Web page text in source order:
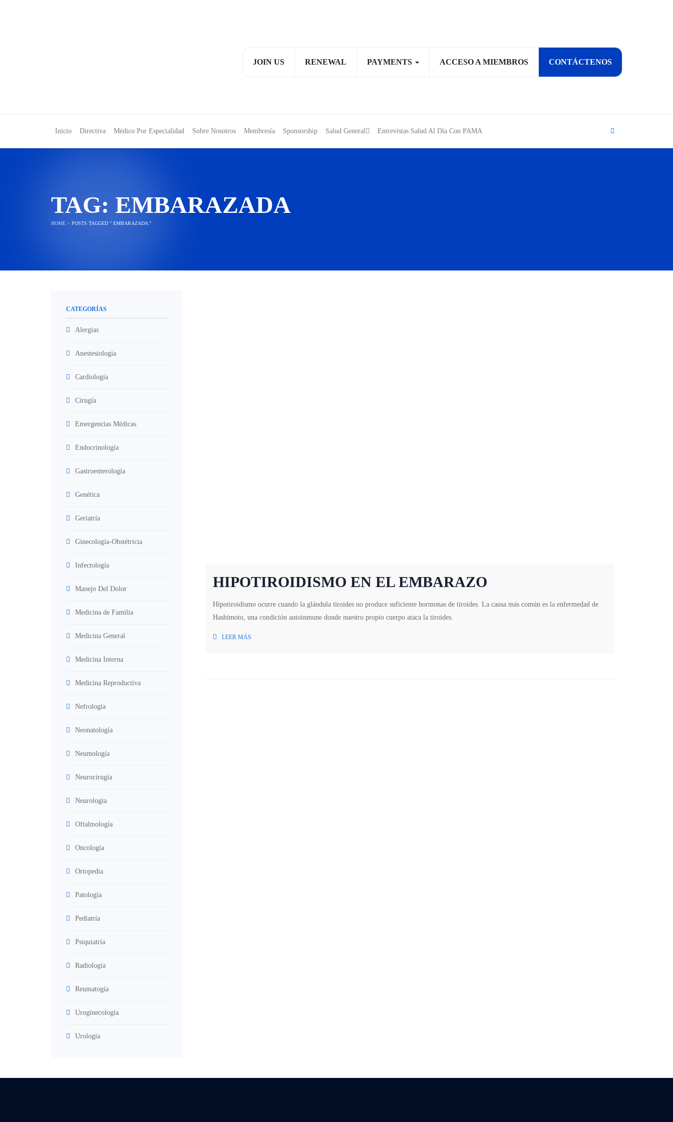
JOIN US RENEWAL PAYMENTS ACCESO A MIEMBROS CONTÁCTENOS
Inicio Directiva Médico Por Especialidad Sobre Nosotros Membresía Sponsorship Salud General Entrevistas Salud Al Día Con PAMA
TAG: EMBARAZADA
HOME > POSTS TAGGED " EMBARAZADA "
HIPOTIROIDISMO EN EL EMBARAZO
Hipotiroidismo ocurre cuando la glándula tiroides no produce suficiente hormonas de tiroides. La causa más común es la enfermedad de
Hashimoto, una condición autoinmune donde nuestro propio cuerpo ataca la tiroides.
LEER MÁS
CATEGORÍAS
Alergias
Anestesiologia
Cardiología
Cirugía
Emergencias Médicas
Endocrinología
Gastroenterología
Genética
Geriatría
Ginecología-Obstétricia
Infectología
Manejo Del Dolor
Medicina de Familia
Medicina General
Medicina Interna
Medicina Reproductiva
Nefrologia
Neonatología
Neumología
Neurocirugía
Neurologia
Oftalmología
Oncología
Ortopedia
Patología
Pediatría
Psiquiatría
Radiología
Reumatogía
Urogínecología
Urología